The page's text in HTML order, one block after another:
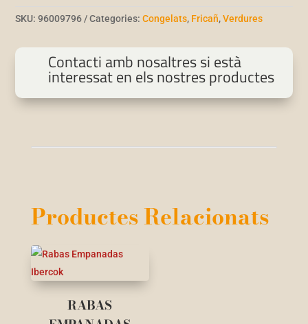
SKU:96009796 Categories:Congelats, Fricañ,Verdures
Contacti amb nosaltres si està
interessat en els nostres productes
Productes Relacionats
RABAS